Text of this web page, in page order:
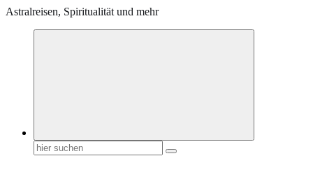
Astralreisen, Spiritualität und mehr
Suchen
nach: